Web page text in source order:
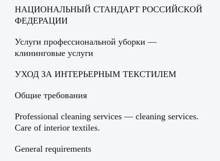
НАЦИОНАЛЬНЫЙ СТАНДАРТ РОССИЙСКОЙ
ФЕДЕРАЦИИ
Услуги профессиональной уборки —
клининговые услуги
УХОД ЗА ИНТЕРЬЕРНЫМ ТЕКСТИЛЕМ
Общие требования
Professional cleaning services — cleaning services.
Care of interior textiles.
General requirements